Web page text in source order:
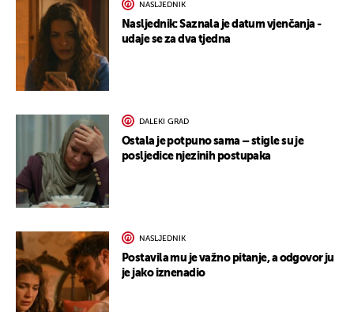
NASLJEDNIK
Nasljednik: Saznala je datum vjenčanja -
udaje se za dva tjedna
DALEKI GRAD
Ostala je potpuno sama – stigle su je
posljedice njezinih postupaka
NASLJEDNIK
Postavila mu je važno pitanje, a odgovor ju
je jako iznenadio